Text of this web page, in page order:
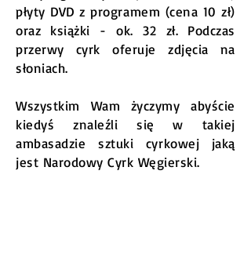
płyty DVD z programem (cena 10 zł)
oraz książki - ok. 32 zł. Podczas
przerwy cyrk oferuje zdjęcia na
słoniach.
Wszystkim Wam życzymy abyście
kiedyś znaleźli się w takiej
ambasadzie sztuki cyrkowej jaką
jest Narodowy Cyrk Węgierski.